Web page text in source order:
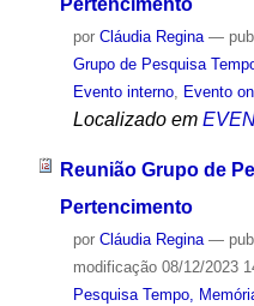
por Cláudia Regina —
Grupo de Pesquisa
Evento interno, Evento
Localizado em
Reunião Grupo de
Pertencimento
por Cláudia Regina —
modificação08/12/2023
Pesquisa Tempo,